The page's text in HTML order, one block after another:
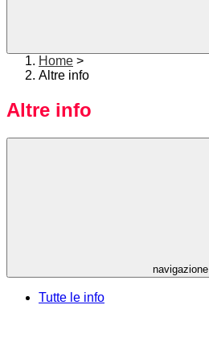
Home >
Altre info
Altre info
navigazione
Tutte le info